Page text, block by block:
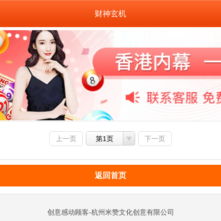
财神玄机
上一页 第1页 下一页
返回首页
创意感动顾客-杭州米赞文化创意有限公司